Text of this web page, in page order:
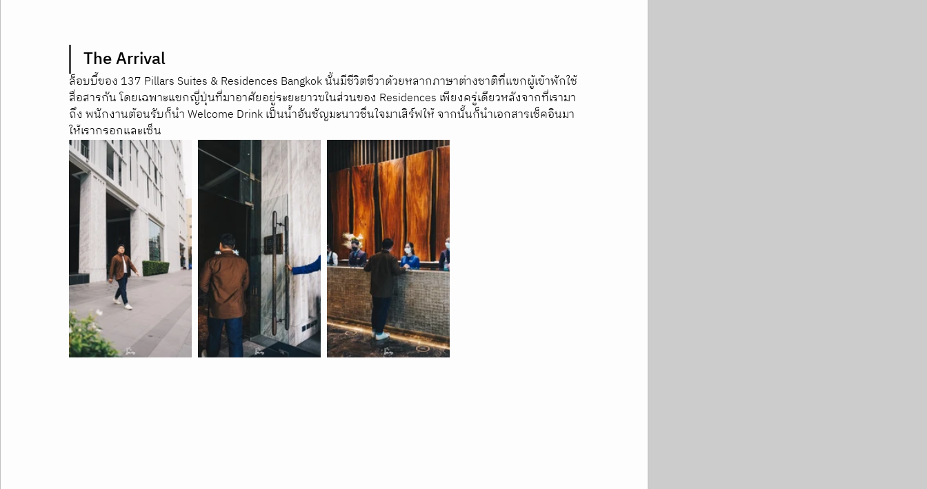
The Arrival
ล็อบบี้ของ 137 Pillars Suites & Residences Bangkok นั้นมีชีวิตชีวาด้วยหลากภาษาต่างชาติที่แขกผู้เข้าพักใช้
สื่อสารกัน โดยเฉพาะแขกญี่ปุ่นที่มาอาศัยอยู่ระยะยาวฃในส่วนของ Residences เพียงครู่เดียวหลังจากที่เรามา
ถึง พนักงานต้อนรับก็นำ Welcome Drink เป็นน้ำอันชัญมะนาวชื่นใจมาเสิร์ฟให้ จากนั้นก็นำเอกสารเช็คอินมา
ให้เรากรอกและเซ็น